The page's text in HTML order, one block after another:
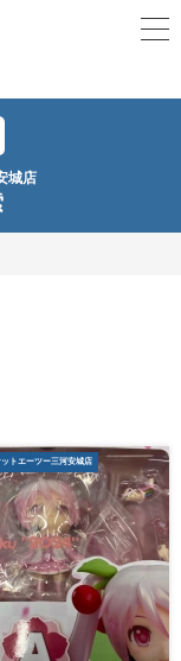
城店
トエーツー三河安城店